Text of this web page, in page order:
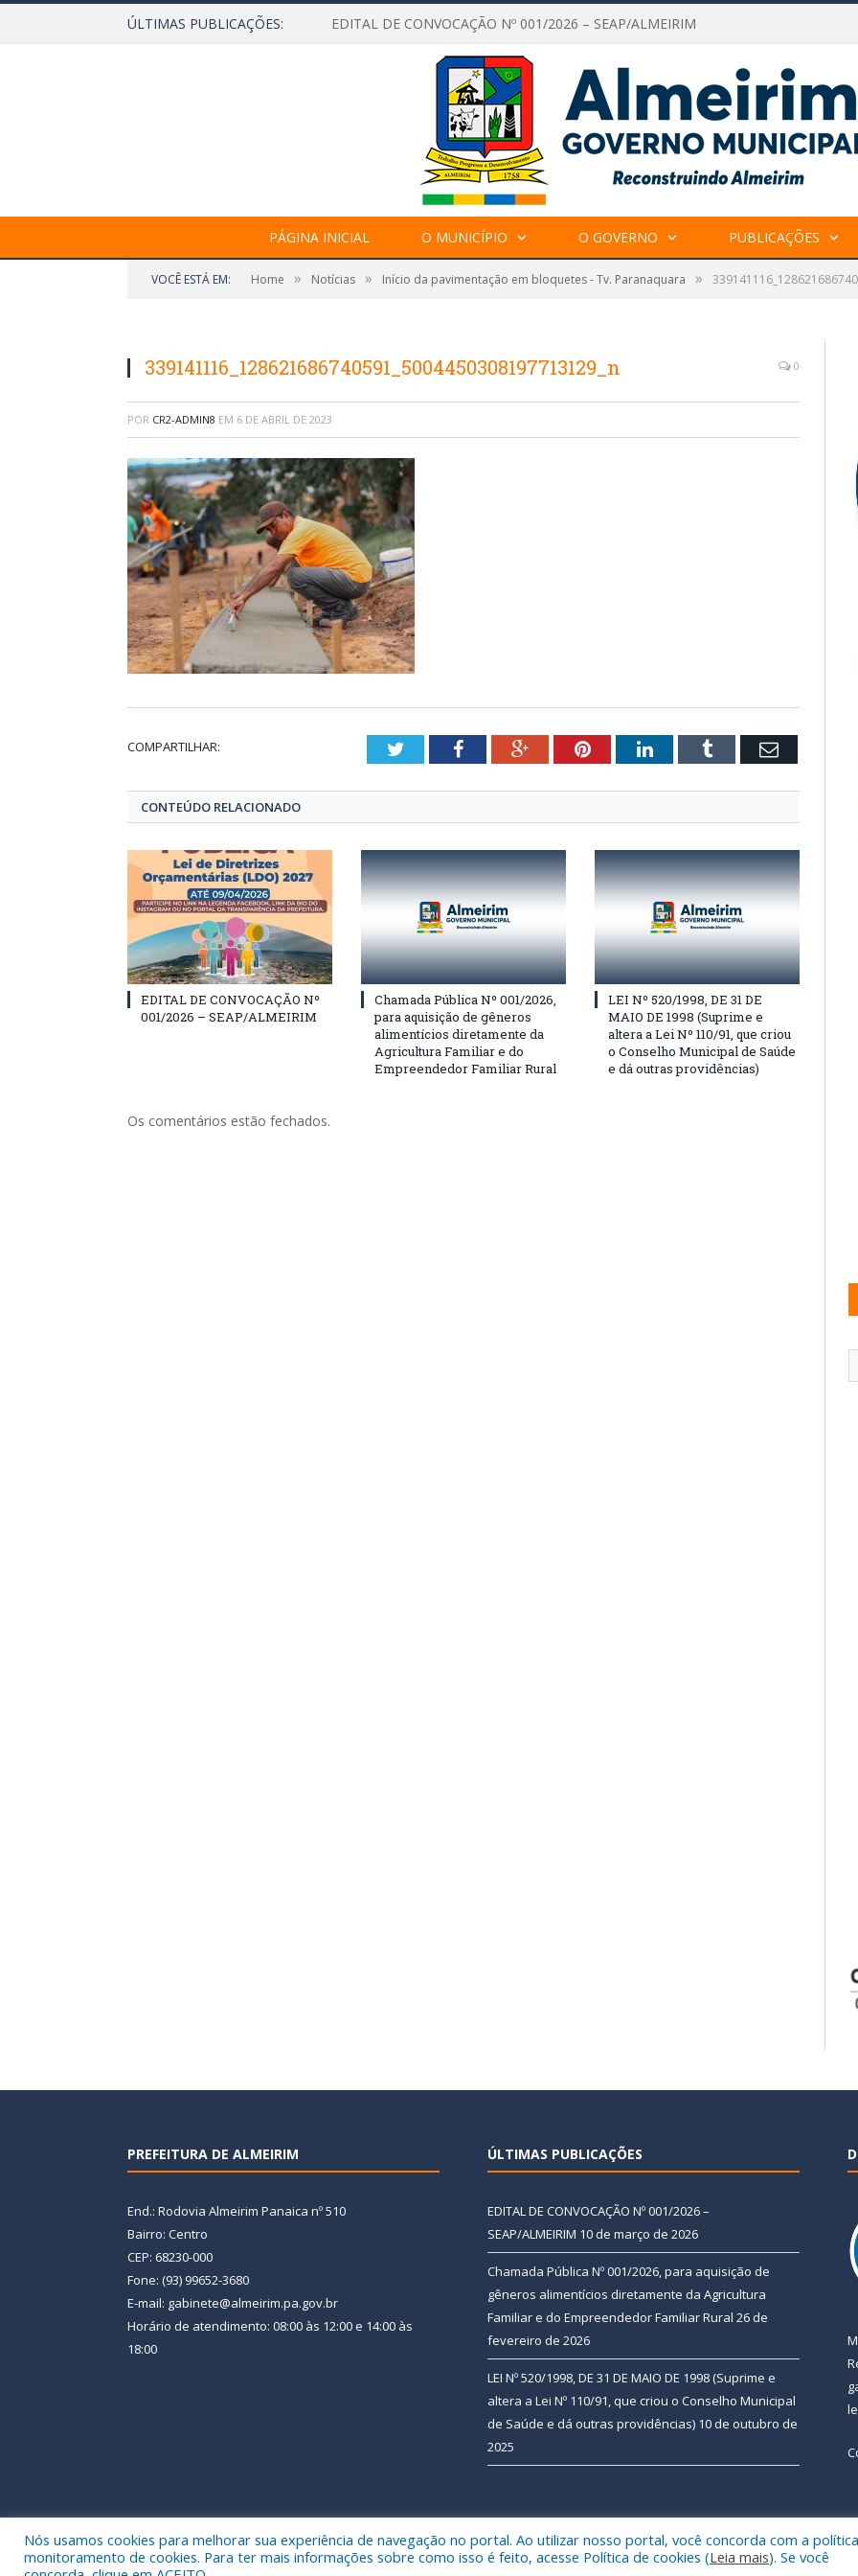
ÚLTIMAS PUBLICAÇÕES: EDITAL DE CONVOCAÇÃO Nº 001/2026 – SEAP/ALMEIRIM
PÁGINA INICIAL O MUNICÍPIO O GOVERNO PUBLICAÇÕES
VOCÊ ESTÁ EM: Home » Notícias » Início da pavimentação em bloquetes - Tv. Paranaquara »
339141116_128621686740591_5004450308197713129_n 0
POR CR2-ADMIN8 EM 6 DE ABRIL DE 2023
COMPARTILHAR: TwitterFacebookGoogle+PinterestLinkedInTumblr Email
CONTEÚDO RELACIONADO
EDITAL DE CONVOCAÇÃO Nº
001/2026 – SEAP/ALMEIRIM
Chamada Pública Nº 001/2026,
para aquisição de gêneros
alimentícios diretamente da
Agricultura Familiar e do
Empreendedor Familiar Rural
LEI Nº 520/1998, DE 31 DE
MAIO DE 1998 (Suprime e
altera a Lei Nº 110/91, que criou
o Conselho Municipal de Saúde
e dá outras providências)
Os comentários estão fechados.
PREFEITURA DE ALMEIRIM
End.: Rodovia Almeirim Panaica nº 510
Bairro: Centro
CEP: 68230-000
Fone: (93) 99652-3680
E-mail: gabinete@almeirim.pa.gov.br
Horário de atendimento: 08:00 às 12:00 e 14:00 às
18:00
ÚLTIMAS PUBLICAÇÕES
EDITAL DE CONVOCAÇÃO Nº 001/2026 –
SEAP/ALMEIRIM 10 de março de 2026
Chamada Pública Nº 001/2026, para aquisição de
gêneros alimentícios diretamente da Agricultura
Familiar e do Empreendedor Familiar Rural 26 de
fevereiro de 2026
LEI Nº 520/1998, DE 31 DE MAIO DE 1998 (Suprime e
altera a Lei Nº 110/91, que criou o Conselho Municipal
de Saúde e dá outras providências) 10 de outubro de
2025
Todos os direitos reservados a Prefeitura Municipal de Almeirim. Mapa do Site
Nós usamos cookies para melhorar sua experiência de navegação no portal. Ao utilizar nosso portal, você concorda com a
monitoramento de cookies. Para ter mais informações sobre como isso é feito, acesse Política de cookies (Leia mais). Se você